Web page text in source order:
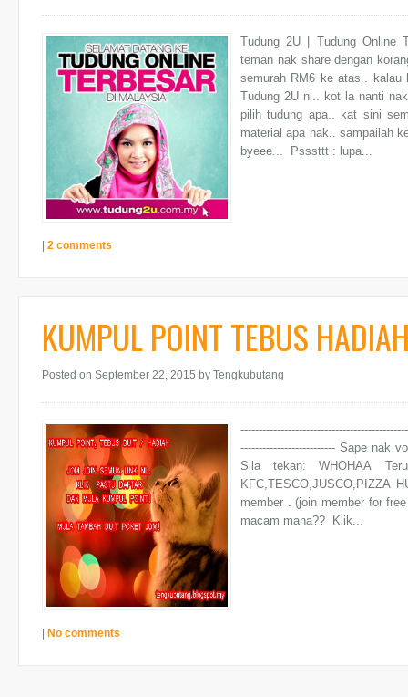
Tudung 2U | Tudung Online
teman nak share dengan
semurah RM6 ke atas.. kalau
Tudung 2U ni.. kot la nanti
pilih tudung apa.. kat sini
material apa nak.. sampailah
byeee... Psssttt : lupa...
2 comments
KUMPUL POINT TEBUS
Posted on September 22, 2015 by Tengkubutang
-------------------------- Sape nak
Sila tekan: WHOHAA
KFC,TESCO,JUSCO,PIZZA
member . (join member for
macam mana?? Klik...
No comments